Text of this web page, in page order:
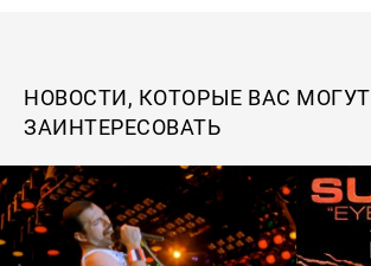
НОВОСТИ, КОТОРЫЕ ВАС МОГУТ
ЗАИНТЕРЕСОВАТЬ